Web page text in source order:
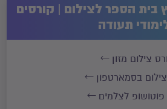
בית הספר לצילום | קורסים
תעודה
צילום מזון
בסמארטפון
פוטושופ לצלמים